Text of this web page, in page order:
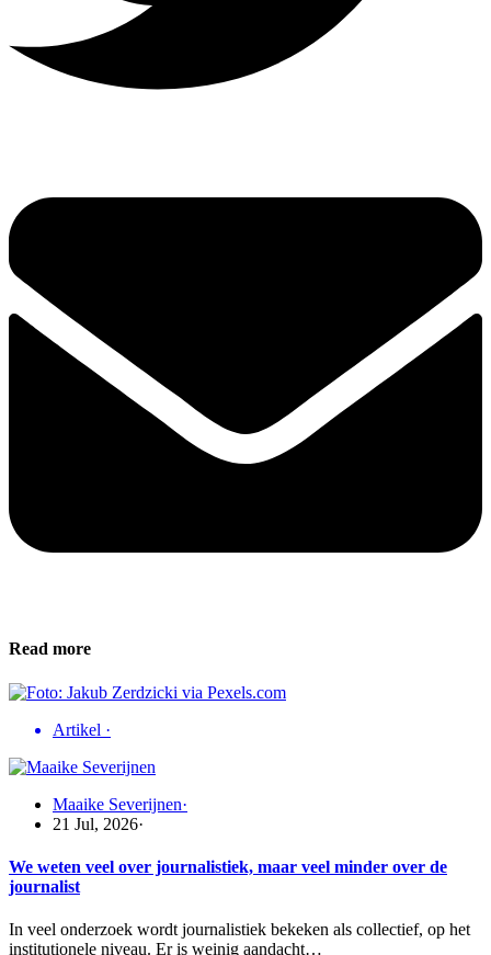
Read more
Artikel ·
Maaike Severijnen·
21 Jul, 2026·
We weten veel over journalistiek, maar veel minder over de
journalist
In veel onderzoek wordt journalistiek bekeken als collectief, op het
institutionele niveau. Er is weinig aandacht…